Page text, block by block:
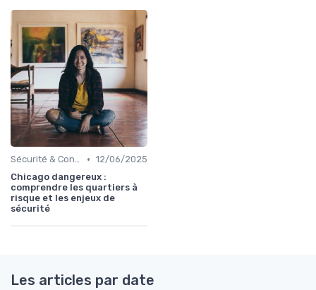
Sécurité & Conformité • 12/06/2025
Chicago dangereux :
comprendre les quartiers à
risque et les enjeux de
sécurité
Les articles par date